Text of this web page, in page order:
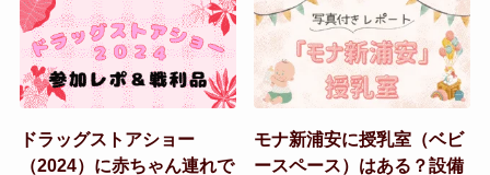
ドラッグストアショー
（2024）に赤ちゃん連れで
モナ新浦安に授乳室（ベビ
ースペース）はある？設備